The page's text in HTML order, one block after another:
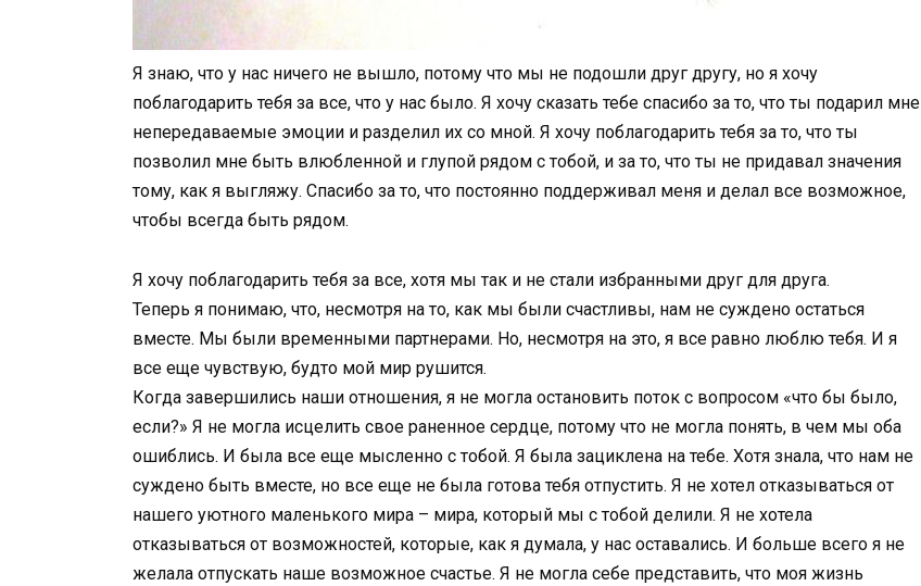
Я знаю, что у нас ничего не вышло, потому что мы не подошли друг другу, но я хочу
поблагодарить тебя за все, что у нас было. Я хочу сказать тебе спасибо за то, что ты подарил мне
непередаваемые эмоции и разделил их со мной. Я хочу поблагодарить тебя за то, что ты
позволил мне быть влюбленной и глупой рядом с тобой, и за то, что ты не придавал значения
тому, как я выгляжу. Спасибо за то, что постоянно поддерживал меня и делал все возможное,
чтобы всегда быть рядом.
Я хочу поблагодарить тебя за все, хотя мы так и не стали избранными друг для друга.
Теперь я понимаю, что, несмотря на то, как мы были счастливы, нам не суждено остаться
вместе. Мы были временными партнерами. Но, несмотря на это, я все равно люблю тебя. И я
все еще чувствую, будто мой мир рушится.
Когда завершились наши отношения, я не могла остановить поток с вопросом «что бы было,
если?» Я не могла исцелить свое раненное сердце, потому что не могла понять, в чем мы оба
ошиблись. И была все еще мысленно с тобой. Я была зациклена на тебе. Хотя знала, что нам не
суждено быть вместе, но все еще не была готова тебя отпустить. Я не хотел отказываться от
нашего уютного маленького мира – мира, который мы с тобой делили. Я не хотела
отказываться от возможностей, которые, как я думала, у нас оставались. И больше всего я не
желала отпускать наше возможное счастье. Я не могла себе представить, что моя жизнь